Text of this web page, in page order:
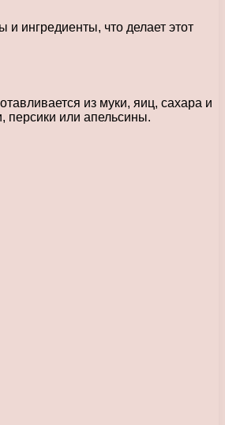
ингредиенты, что делает этот
из муки, яиц, сахара и
персики или апельсины.